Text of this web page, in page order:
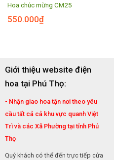
Hoa chúc mừng CM25
550.000₫
Giới thiệu website điện
hoa tại Phú Thọ:
- Nhận giao hoa tận nơi theo yêu
cầu tất cả cả khu vực quanh Việt
Trì và các Xã Phường tại tỉnh Phú
Thọ
Quý khách có thể đến trực tiếp cửa